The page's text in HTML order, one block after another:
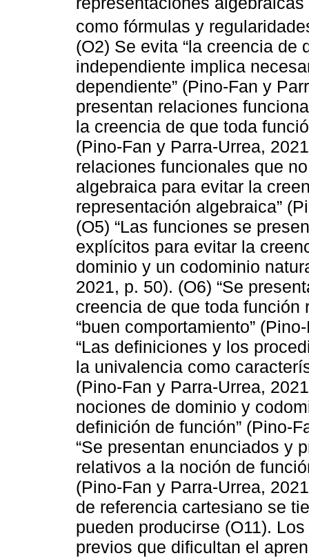
como fórmulas y
(O2) Se evita “la creencia de
independiente implica
dependiente” (Pino-Fan y
presentan relaciones
la creencia de que toda
(Pino-Fan y Parra-Urrea,
relaciones funcionales que
algebraica para evitar la
representación algebraica”
(O5) “Las funciones se
explícitos para evitar la
dominio y un codominio
2021, p. 50). (O6) “Se
creencia de que toda función
“buen comportamiento”
“Las definiciones y los
la univalencia como
(Pino-Fan y Parra-Urrea,
nociones de dominio y
definición de función” (Pino-
“Se presentan enunciados y
relativos a la noción de
(Pino-Fan y Parra-Urrea,
de referencia cartesiano se
pueden producirse (O11).
previos que dificultan el